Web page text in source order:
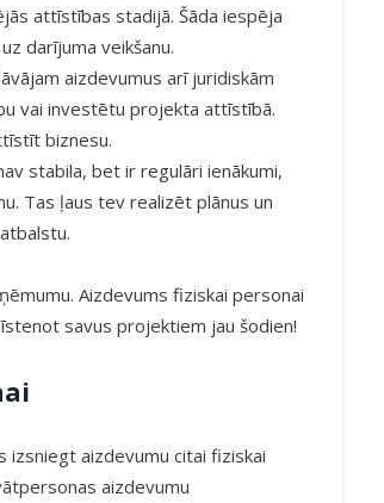
attīstības stadijā. Šāda iespēja
darījuma veikšanu.
aizdevumus arī juridiskām
vai investētu projekta attīstībā.
biznesu.
stabila, bet ir regulāri ienākumi,
Tas ļaus tev realizēt plānus un
Aizdevums fiziskai personai
savus projektiem jau šodien!
izsniegt aizdevumu citai fiziskai
aizdevumu